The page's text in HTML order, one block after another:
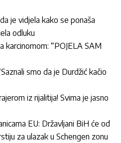
je vidjela kako se ponaša
odluku
karcinomom: “POJELA SAM
smo da je Durdžić kačio
iz rijalitija! Svima je jasno
EU: Državljani BiH će od
za ulazak u Schengen zonu